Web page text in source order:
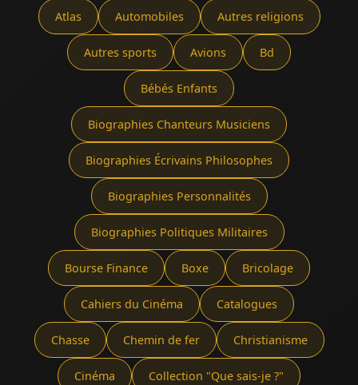
Atlas Automobiles Autres religions
Autres sports Avions Bd
Bébés Enfants
Biographies Chanteurs Musiciens
Biographies Écrivains Philosophes
Biographies Personnalités
Biographies Politiques Militaires
Bourse Finance Boxe Bricolage
Cahiers du Cinéma Catalogues
Chasse Chemin de fer Christianisme
Cinéma Collection "Que sais-je ?"